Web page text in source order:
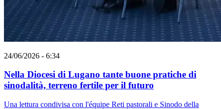
24/06/2026 - 6:34
Nella Diocesi di Lugano tante buone pratiche di
sinodalità, terreno fertile per il futuro
Una lettura condivisa con l'équipe Reti pastorali e Sinodo della